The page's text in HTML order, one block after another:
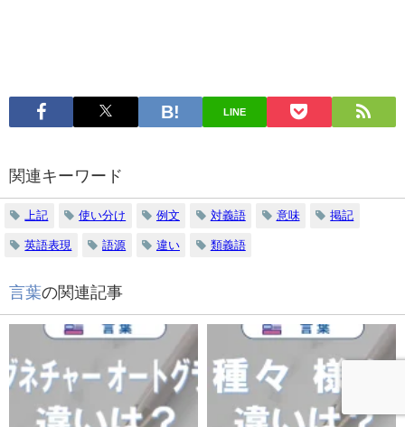
LINE
関連キーワード
上記 使い分け 例文 対義語 意味 掲記
英語表現 語源 違い 類義語
言葉の関連記事